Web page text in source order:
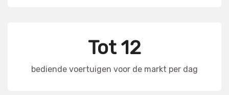
Tot 12
bediende voertuigen voor de markt per dag